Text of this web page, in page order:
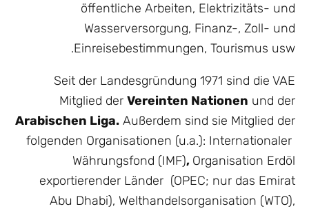
öffentliche Arbeiten, Elektrizitäts- und
Wasserversorgung, Finanz-, Zoll- und
Einreisebestimmungen, Tourismus usw.
Seit der Landesgründung 1971 sind die VAE
Mitglied der Vereinten Nationen und der
Arabischen Liga. Außerdem sind sie Mitglied der
folgenden Organisationen (u.a.): Internationaler
Währungsfond (IMF), Organisation Erdöl
exportierender Länder (OPEC; nur das Emirat
Abu Dhabi), Welthandelsorganisation (WTO),